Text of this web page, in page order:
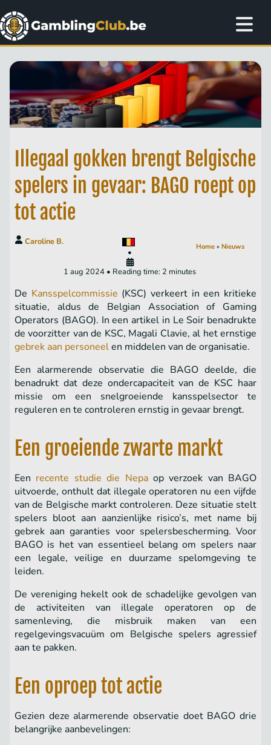
Illegaal gokken brengt Belgische
spelers in gevaar: BAGO roept op
tot actie
Caroline B.
•
1 aug 2024 • Reading time: 2 minutes
Home » Nieuws
De Kansspelcommissie (KSC) verkeert in een kritieke
situatie, aldus de Belgian Association of Gaming
Operators (BAGO). In een artikel in Le Soir benadrukte
de voorzitter van de KSC, Magali Clavie, al het ernstige
gebrek aan personeelen middelen van de organisatie.
Een alarmerende observatie die BAGO deelde, die
benadrukt dat deze ondercapaciteit van de KSC haar
missie om een ​​snelgroeiende kansspelsector te
reguleren en te controleren ernstig in gevaar brengt.
Een groeiende zwarte markt
Een recente studie die Nepaop verzoek van BAGO
uitvoerde, onthult dat illegale operatoren nu een vijfde
van de Belgische markt controleren. Deze situatie stelt
spelers bloot aan aanzienlijke risico’s, met name bij
gebrek aan garanties voor spelersbescherming. Voor
BAGO is het van essentieel belang om spelers naar
een legale, veilige en duurzame spelomgeving te
leiden.
De vereniging hekelt ook de schadelijke gevolgen van
de activiteiten van illegale operatoren op de
samenleving, die misbruik maken van een
regelgevingsvacuüm om Belgische spelers agressief
aan te pakken.
Een oproep tot actie
Gezien deze alarmerende observatie doet BAGO drie
belangrijke aanbevelingen: